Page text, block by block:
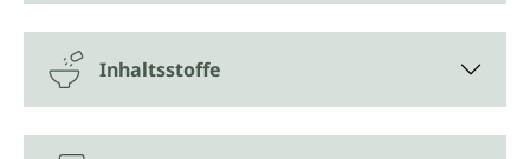
Inhaltsstoffe